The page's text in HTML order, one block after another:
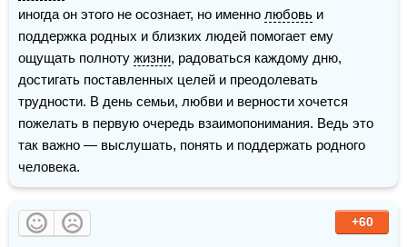
иногда он этого не осознает, но именно любовь и
поддержка родных и близких людей помогает ему
ощущать полноту жизни, радоваться каждому дню,
достигать поставленных целей и преодолевать
трудности. В день семьи, любви и верности хочется
пожелать в первую очередь взаимопонимания. Ведь это
так важно — выслушать, понять и поддержать родного
человека.
+60